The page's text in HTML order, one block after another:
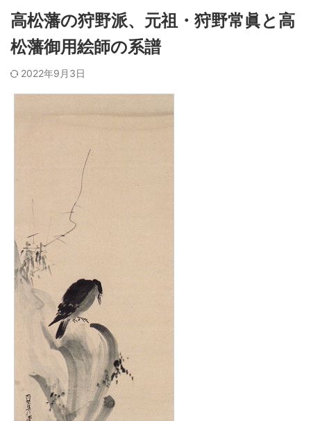
高松藩の狩野派、元祖・狩野常眞と高
松藩御用絵師の系譜
2022年9月3日